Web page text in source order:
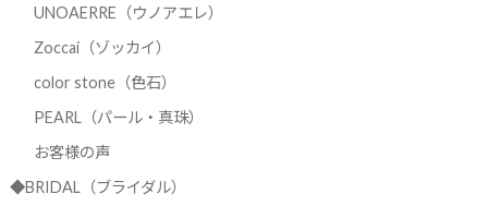
UNOAERRE（ウノアエレ）
Zoccai（ゾッカイ）
color stone（色石）
PEARL（パール・真珠）
お客様の声
◆BRIDAL（ブライダル）